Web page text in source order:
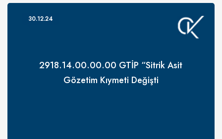
2918.14.00.00.00 GTİP “Sitrik Asit
Gözetim Kıymeti Değişti
30.12.24